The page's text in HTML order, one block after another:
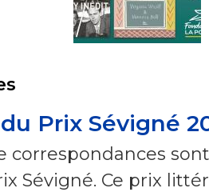
Prix Sévigné
correspondances
Sévigné. Ce prix